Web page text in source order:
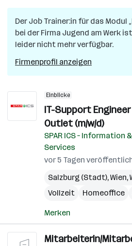
Der Job Trainer:in für das Modul
bei der Firma Jugend am Werk
leider nicht mehr verfügbar.
Firmenprofil anzeigen
Einblicke
IT-Support
Outlet (m/w/d)
SPAR ICS – Information
Services
vor 5 Tagen
Salzburg (Stadt),Wien,
Vollzeit
Homeoffice
Merken
Mitarbeiterin/